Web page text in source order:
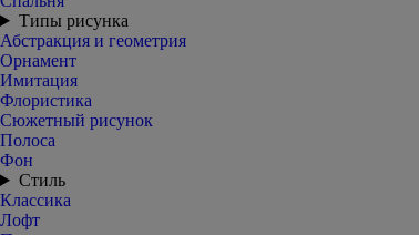
Типы рисунка
Абстракция и геометрия
Орнамент
Имитация
Флористика
Сюжетный рисунок
Полоса
Фон
Стиль
Классика
Лофт